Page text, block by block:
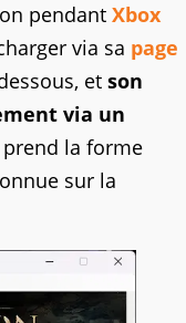
pendant Xbox
via sa page
et son
via un
la forme
sur la